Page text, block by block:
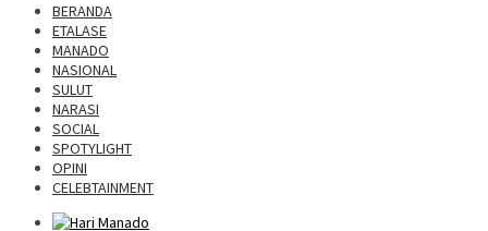
BERANDA
ETALASE
MANADO
NASIONAL
SULUT
NARASI
SOCIAL
SPOTYLIGHT
OPINI
CELEBTAINMENT